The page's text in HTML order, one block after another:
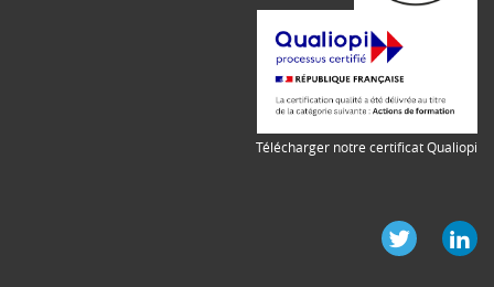
Télécharger notre certificat Qualiopi